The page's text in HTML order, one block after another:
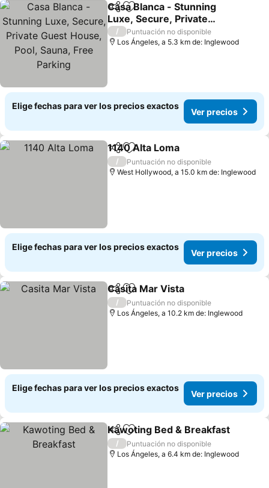
CompartirAgregar a favoritos
Casa Blanca - Stunning
Luxe, Secure, Private
Guest House, Pool,
Sauna, Free Parking
/
Puntuación no disponible
Los Ángeles, a 5.3 km de: Inglewood
Elige fechas para ver los precios exactos
Ver precios
CompartirAgregar a favoritos
1140 Alta Loma
/
Puntuación no disponible
West Hollywood, a 15.0 km de: Inglewood
Elige fechas para ver los precios exactos
Ver precios
CompartirAgregar a favoritos
Casita Mar Vista
/
Puntuación no disponible
Los Ángeles, a 10.2 km de: Inglewood
Elige fechas para ver los precios exactos
Ver precios
CompartirAgregar a favoritos
Kawoting Bed & Breakfast
/
Puntuación no disponible
Los Ángeles, a 6.4 km de: Inglewood